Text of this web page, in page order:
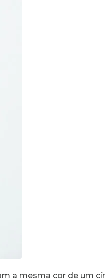
a mesma cor de um